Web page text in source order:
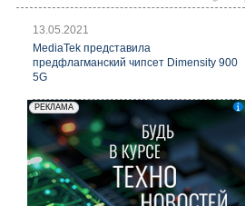
13.05.2021
MediaTek представила
предфлагманский чипсет Dimensity 900
5G